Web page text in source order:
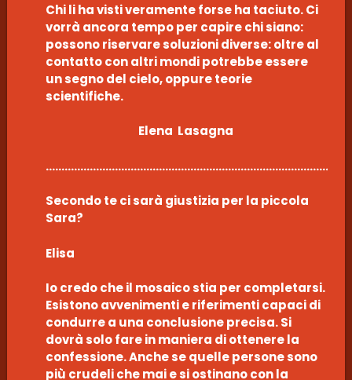
Chi li ha visti veramente forse ha taciuto. Ci
vorrà ancora tempo per capire chi siano:
possono riservare soluzioni diverse: oltre al
contatto con altri mondi potrebbe essere
un segno del cielo, oppure teorie
scientifiche.
Elena Lasagna
Secondo te ci sarà giustizia per la piccola
Sara?
Elisa
Io credo che il mosaico stia per completarsi.
Esistono avvenimenti e riferimenti capaci di
condurre a una conclusione precisa. Si
dovrà solo fare in maniera di ottenere la
confessione. Anche se quelle persone sono
più crudeli che mai e si ostinano con la